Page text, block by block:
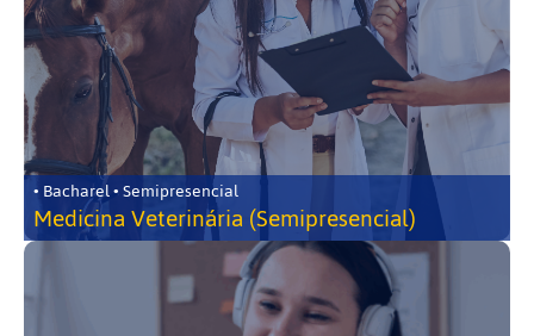
• Bacharel • Semipresencial
Medicina Veterinária (Semipresencial)